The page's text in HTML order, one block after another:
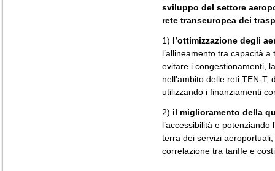
sviluppo del settore
rete transeuropea dei
1) l’ottimizzazione degli
l’allineamento tra capacità
evitare i congestionamenti,
nell’ambito delle reti TEN-
utilizzando i finanziamenti
2) il miglioramento della
l’accessibilità e potenziando
terra dei servizi
correlazione tra tariffe e